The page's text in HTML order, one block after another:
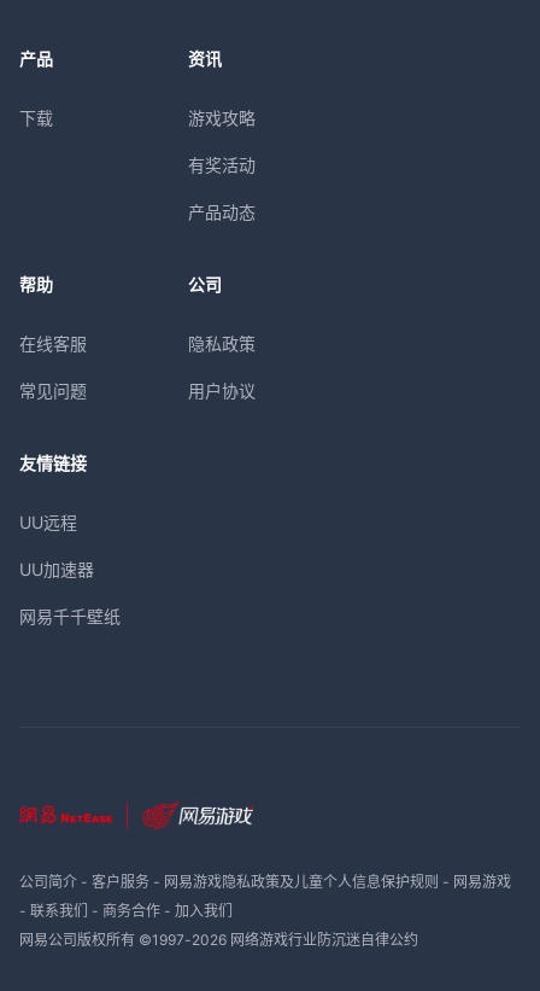
产品
下载
资讯
游戏攻略
有奖活动
产品动态
帮助
在线客服
常见问题
公司
隐私政策
用户协议
友情链接
UU远程
UU加速器
网易千千壁纸
公司简介- 客户服务- 网易游戏隐私政策及儿童个人信息保护规则 - 网易游戏
- 联系我们 - 商务合作- 加入我们
网易公司版权所有 ©1997-2026 网络游戏行业防沉迷自律公约